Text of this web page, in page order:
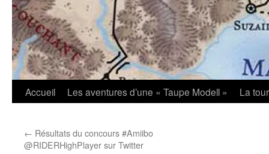
Accueil Les aventures d’une « Taupe Modell » La
← Résultats du concours #Amiibo
@RIDERHighPlayer sur Twitter